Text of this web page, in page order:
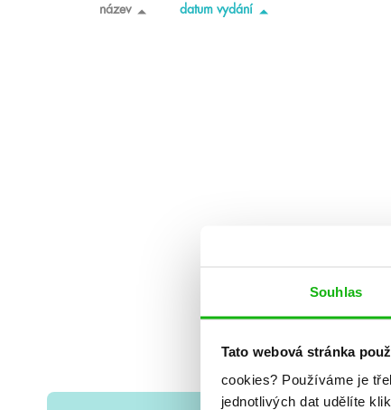
Souhlas
Tato webová stránka
cookies? Používáme je
jednotlivých dat udělíte
název datum vydání